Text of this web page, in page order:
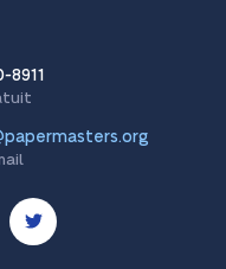
8911